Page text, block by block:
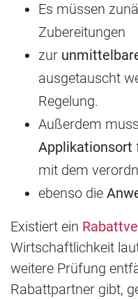
Es müssen
Zubereitungen
zur
ausgetauscht
Regelung.
Außerdem muss
Applikationsort
mit dem
ebenso die
Existiert ein
Wirtschaftlichkeit
weitere Prüfung
Rabattpartner gibt,